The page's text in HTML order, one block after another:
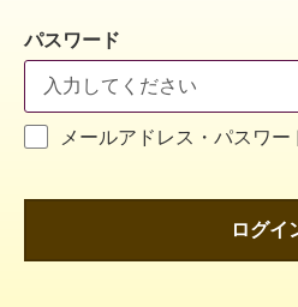
パスワード
メールアドレス・パスワー
ログイ